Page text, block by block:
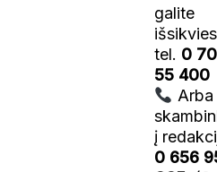
galite
tel. 0
55 400
Arba
į
0 656